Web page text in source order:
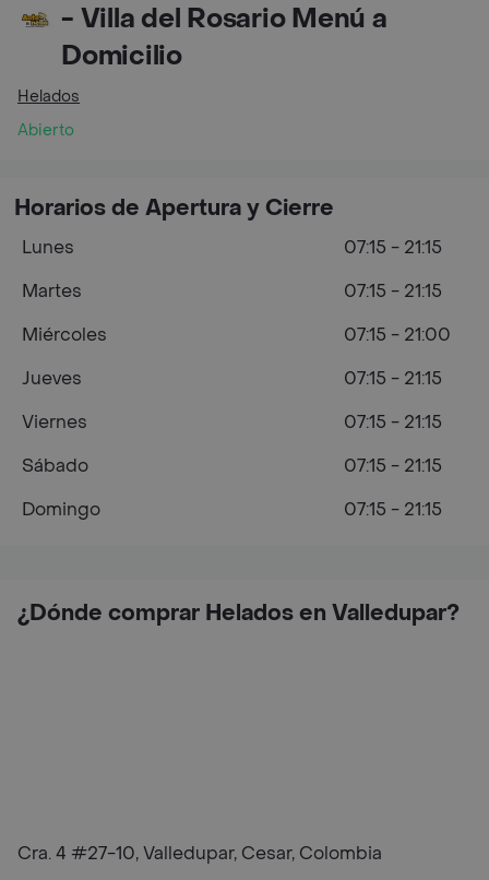
- Villa del Rosario Menú a
Domicilio
Helados
Abierto
¿Dónde comprar Helados en Valledupar?
Cra. 4 #27-10, Valledupar, Cesar, Colombia
Horarios de Apertura y Cierre
Lunes
07:15 - 21:15
Martes
07:15 - 21:15
Miércoles
07:15 - 21:00
Jueves
07:15 - 21:15
Viernes
07:15 - 21:15
Sábado
07:15 - 21:15
Domingo
07:15 - 21:15